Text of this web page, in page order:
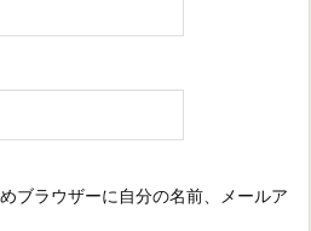
ブラウザーに自分の名前、メールア